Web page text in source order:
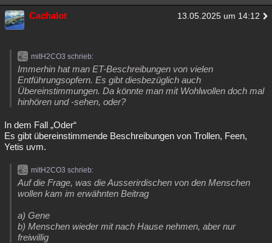
Cachalot 13.05.2025 um 14:12
mitH2CO3 schrieb:
Immerhin hat man ET-Beschreibungen von vielen
Entführungsopfern. Es gibt diesbezüglich auch
Übereinstimmungen. Da könnte man mit Wohlwollen doch mal
hinhören und -sehen, oder?
In dem Fall „Oder“
Es gibt übereinstimmende Beschreibungen von Trollen, Feen,
Yetis uvm.
mitH2CO3 schrieb:
Auf die Frage, was die Ausserirdischen von den Menschen
wollen kam im erwähnten Beitrag
a) Gene
b) Menschen wieder mit nach Hause nehmen, aber nur
freiwillig